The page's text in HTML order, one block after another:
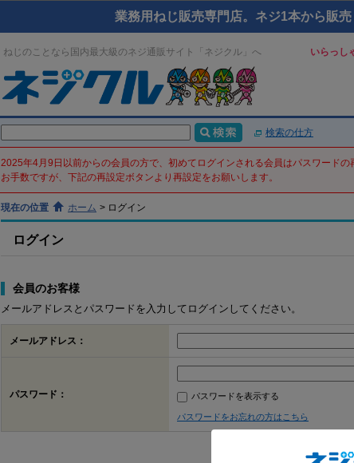
業務用ねじ販売専門店。ネジ1本から販
ねじのことなら国内最大級のネジ通販サイト「ネジクル」へ いらっし
検索の仕方
2025年4月9日以前からの会員の方で、初めてログインされる会員はパスワードの
お手数ですが、下記の再設定ボタンより再設定をお願いします。
現在の位置 ホーム > ログイン
ログイン
会員のお客様
メールアドレスとパスワードを入力してログインしてください。
メールアドレス：
パスワード： パスワードを表示する
パスワードをお忘れの方はこちら